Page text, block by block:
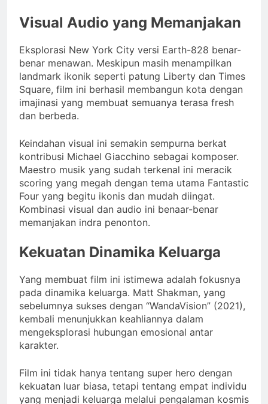
Visual Audio yang Memanjakan
Eksplorasi New York City versi Earth-828 benar-
benar menawan. Meskipun masih menampilkan
landmark ikonik seperti patung Liberty dan Times
Square, film ini berhasil membangun kota dengan
imajinasi yang membuat semuanya terasa fresh
dan berbeda.
Keindahan visual ini semakin sempurna berkat
kontribusi Michael Giacchino sebagai komposer.
Maestro musik yang sudah terkenal ini meracik
scoring yang megah dengan tema utama Fantastic
Four yang begitu ikonis dan mudah diingat.
Kombinasi visual dan audio ini benaar-benar
memanjakan indra penonton.
Kekuatan Dinamika Keluarga
Yang membuat film ini istimewa adalah fokusnya
pada dinamika keluarga. Matt Shakman, yang
sebelumnya sukses dengan “WandaVision” (2021),
kembali menunjukkan keahliannya dalam
mengeksplorasi hubungan emosional antar
karakter.
Film ini tidak hanya tentang super hero dengan
kekuatan luar biasa, tetapi tentang empat individu
yang menjadi keluarga melalui pengalaman kosmis